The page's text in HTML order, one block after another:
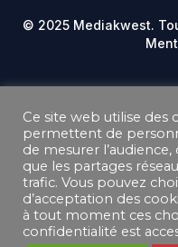
© 2025 Mediakwest.
CONDITIONS
CONDITIONS
Ce site web utilise des
permettent de
de mesurer
que les partages
trafic. Vous pouvez
d’acceptation des
à tout moment ces
confidentialité est